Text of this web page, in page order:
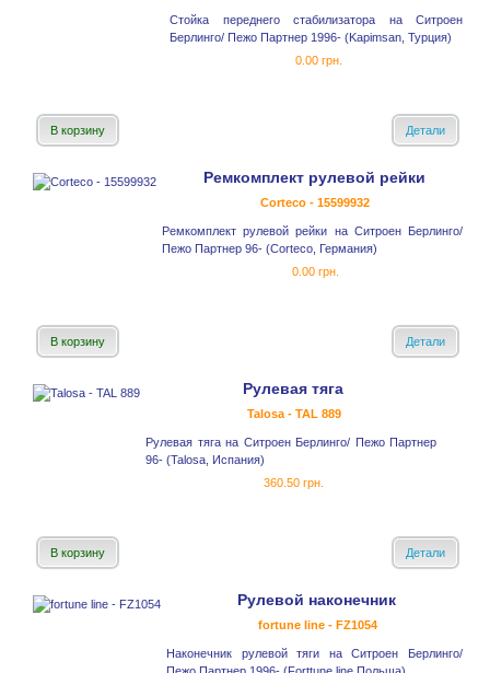
Стойка переднего стабилизатора на Ситроен
Берлинго/ Пежо Партнер 1996- (Kapimsan, Турция)
0.00 грн.
В корзину Детали
Ремкомплект рулевой рейки
Corteco - 15599932
Ремкомплект рулевой рейки на Ситроен Берлинго/
Пежо Партнер 96- (Corteco, Германия)
0.00 грн.
В корзину Детали
Рулевая тяга
Talosa - TAL 889
Рулевая тяга на Ситроен Берлинго/ Пежо Партнер
96- (Talosa, Испания)
360.50 грн.
В корзину Детали
Рулевой наконечник
fortune line - FZ1054
Наконечник рулевой тяги на Ситроен Берлинго/